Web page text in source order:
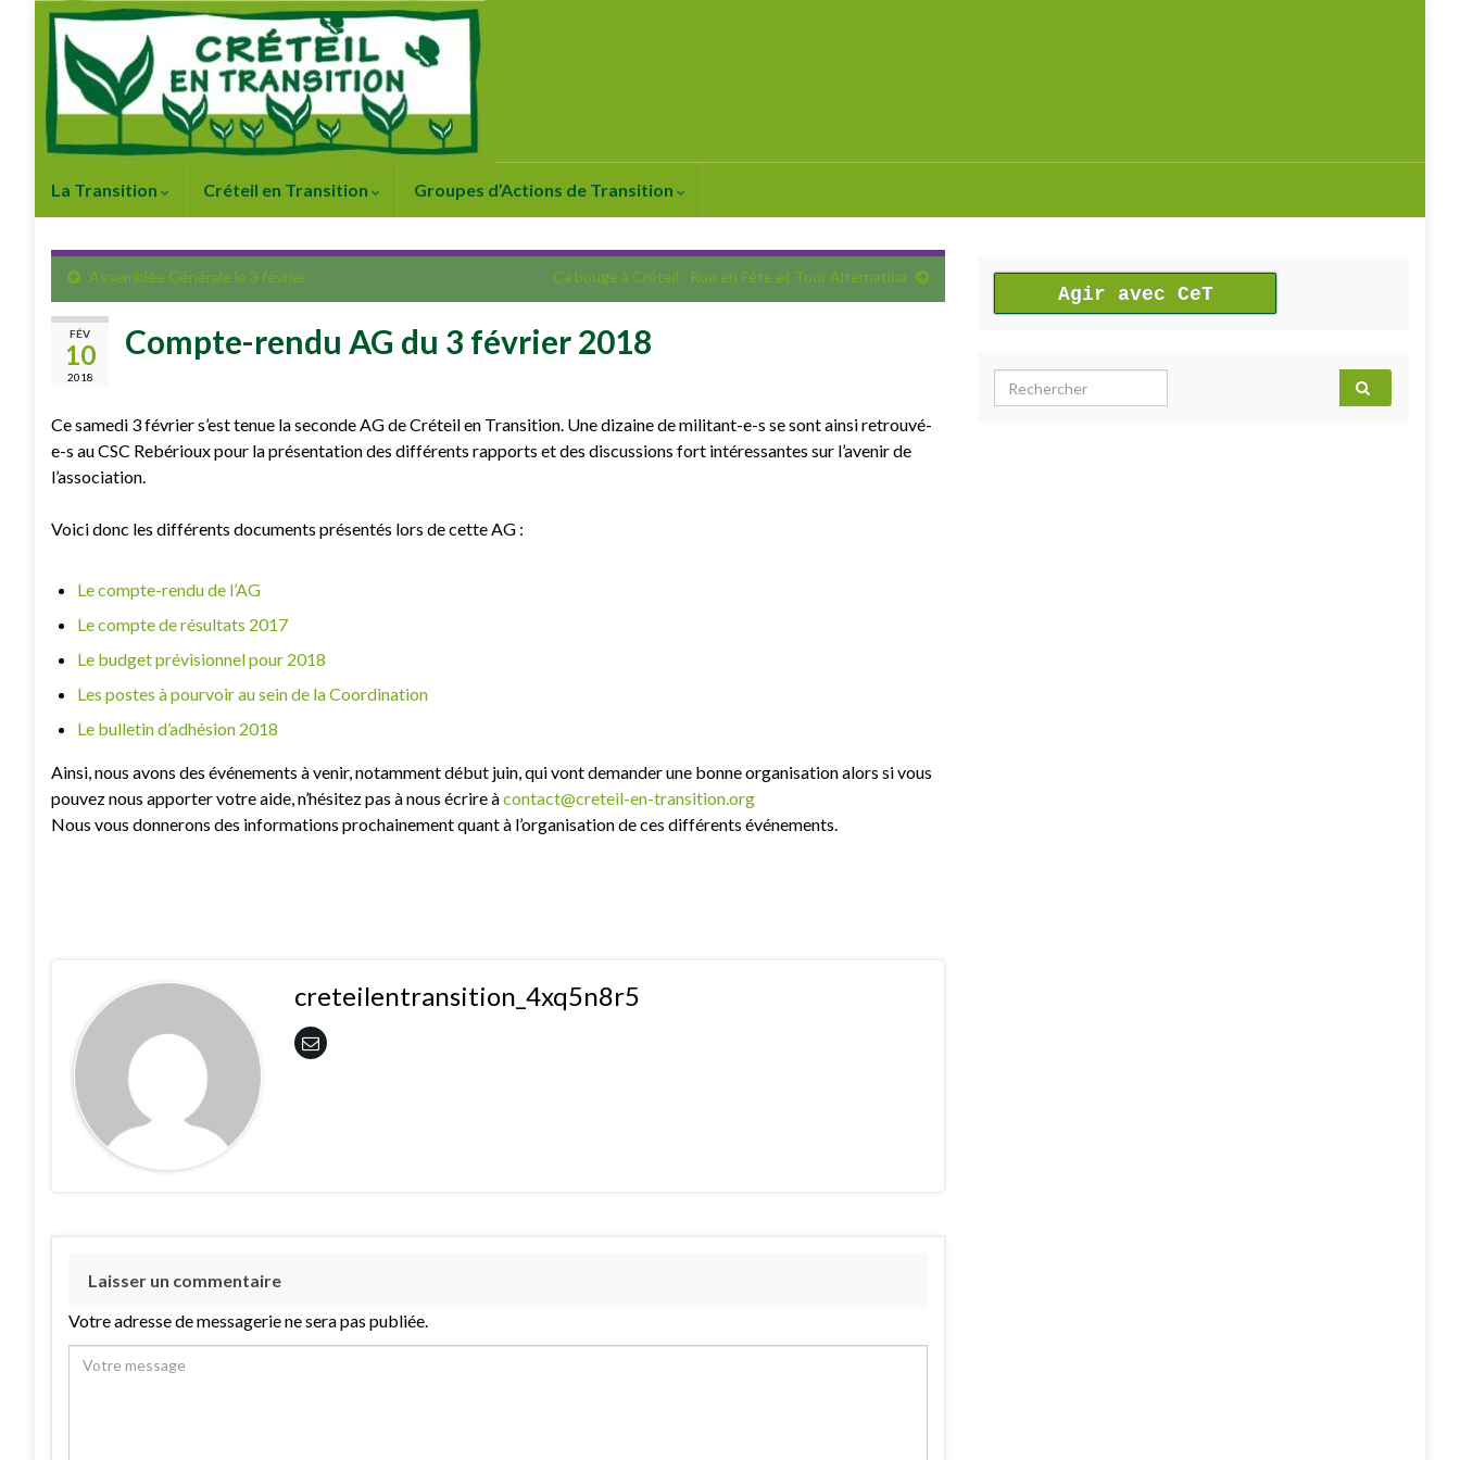
La Transition Créteil en Transition Groupes d’Actions de Transition
Assemblée Générale le 3 février Ça bouge à Créteil : Rue en Fête et Tour Alternatiba
FÉV
10
2018
Compte-rendu AG du 3 février 2018
Ce samedi 3 février s’est tenue la seconde AG de Créteil en Transition. Une dizaine de militant-e-s se sont ainsi retrouvé-
e-s au CSC Rebérioux pour la présentation des différents rapports et des discussions fort intéressantes sur l’avenir de
l’association.
Voici donc les différents documents présentés lors de cette AG :
Le compte-rendu de l’AG
Le compte de résultats 2017
Le budget prévisionnel pour 2018
Les postes à pourvoir au sein de la Coordination
Le bulletin d’adhésion 2018
Ainsi, nous avons des événements à venir, notamment début juin, qui vont demander une bonne organisation alors si vous
pouvez nous apporter votre aide, n’hésitez pas à nous écrire àcontact@creteil-en-transition.org
Nous vous donnerons des informations prochainement quant à l’organisation de ces différents événements.
creteilentransition_4xq5n8r5
Laisser un commentaire
Votre adresse de messagerie ne sera pas publiée.
Agir avec CeT
Search for: